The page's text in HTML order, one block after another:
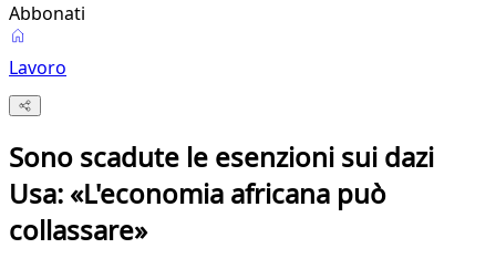
Abbonati
Lavoro
Sono scadute le esenzioni sui dazi
Usa: «L'economia africana può
collassare»